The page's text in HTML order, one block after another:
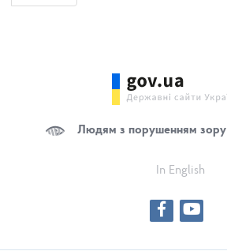
Людям з порушенням зору
In English